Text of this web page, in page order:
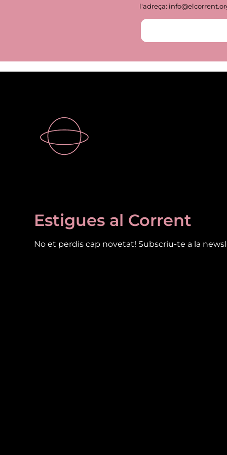
l'adreça:
Estigues al Corrent
No et perdis cap novetat! Subscriu-te a la